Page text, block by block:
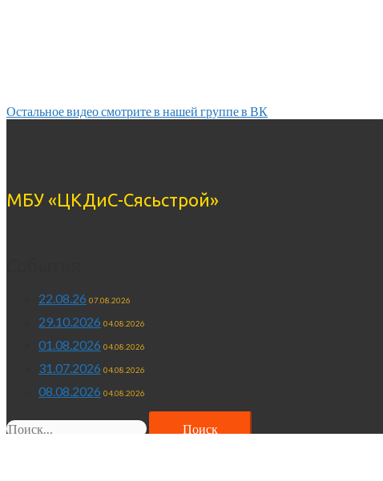
Остальное видео смотрите в нашей группе в ВК
МБУ «ЦКДиС-Сясьстрой»
22.08.26 07.08.2026
29.10.2026 04.08.2026
01.08.2026 04.08.2026
31.07.2026 04.08.2026
08.08.2026 04.08.2026
Найти: